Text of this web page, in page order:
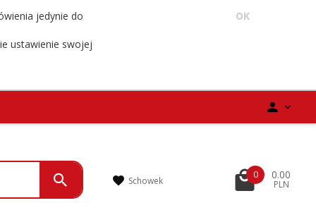
jedynie do
ustawienie swojej
OK
Schowek
0 0.00
PLN